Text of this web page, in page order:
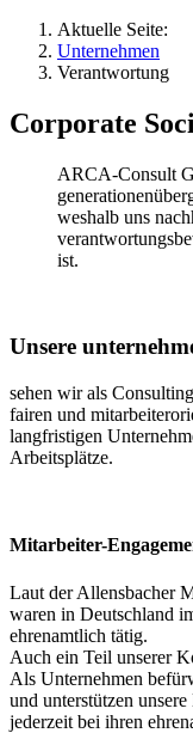
Aktuelle Seite:
Unternehmen
Verantwortung
Corporate
ARCA-Consult
weshalb uns
ist.
Unsere
sehen wir als
fairen und
langfristigen
Arbeitsplätze.
Mitarbeiter-
Laut der Allensbacher
waren in Deutschland
ehrenamtlich tätig.
Auch ein Teil unserer
Als Unternehmen
und unterstützen
jederzeit bei ihren